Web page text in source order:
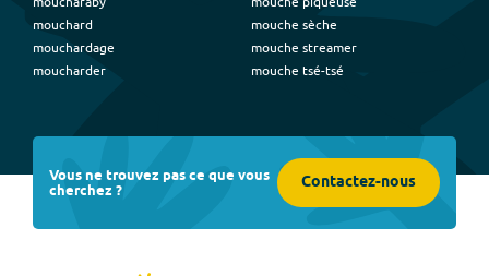
mouchard
mouchardage
moucharder
mouche sèche
mouche streamer
mouche tsé-tsé
Vous ne trouvez pas ce que vous
cherchez ? Contactez-nous